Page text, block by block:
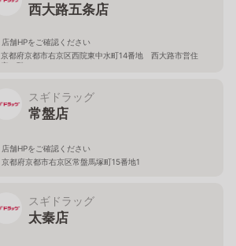
西大路五条店
店舗HPをご確認ください
京都府京都市右京区西院東中水町14番地 西大路市営住
宅１階
スギドラッグ
常盤店
店舗HPをご確認ください
京都府京都市右京区常盤馬塚町15番地1
スギドラッグ
太秦店